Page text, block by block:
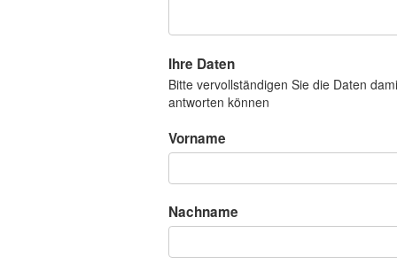
Ihre Daten
Bitte vervollständigen Sie die Daten
antworten können
Vorname
Nachname